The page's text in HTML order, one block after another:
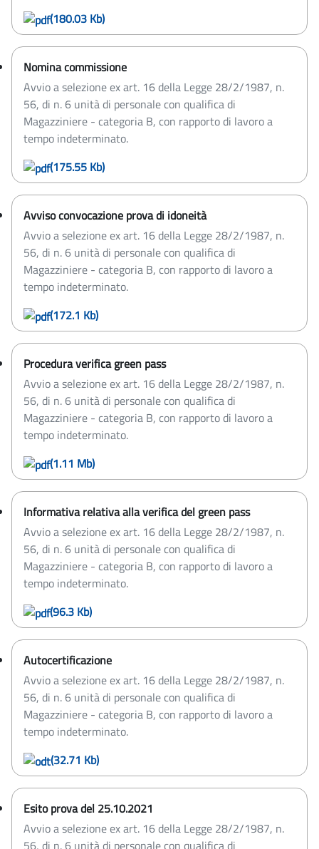
(180.03 Kb)
Nomina commissione
Avvio a selezione ex art. 16 della Legge 28/2/1987, n.
56, di n. 6 unità di personale con qualifica di
Magazziniere - categoria B, con rapporto di lavoro a
tempo indeterminato.
(175.55 Kb)
Avviso convocazione prova di idoneità
Avvio a selezione ex art. 16 della Legge 28/2/1987, n.
56, di n. 6 unità di personale con qualifica di
Magazziniere - categoria B, con rapporto di lavoro a
tempo indeterminato.
(172.1 Kb)
Procedura verifica green pass
Avvio a selezione ex art. 16 della Legge 28/2/1987, n.
56, di n. 6 unità di personale con qualifica di
Magazziniere - categoria B, con rapporto di lavoro a
tempo indeterminato.
(1.11 Mb)
Informativa relativa alla verifica del green pass
Avvio a selezione ex art. 16 della Legge 28/2/1987, n.
56, di n. 6 unità di personale con qualifica di
Magazziniere - categoria B, con rapporto di lavoro a
tempo indeterminato.
(96.3 Kb)
Autocertificazione
Avvio a selezione ex art. 16 della Legge 28/2/1987, n.
56, di n. 6 unità di personale con qualifica di
Magazziniere - categoria B, con rapporto di lavoro a
tempo indeterminato.
(32.71 Kb)
Esito prova del 25.10.2021
Avvio a selezione ex art. 16 della Legge 28/2/1987, n.
56, di n. 6 unità di personale con qualifica di